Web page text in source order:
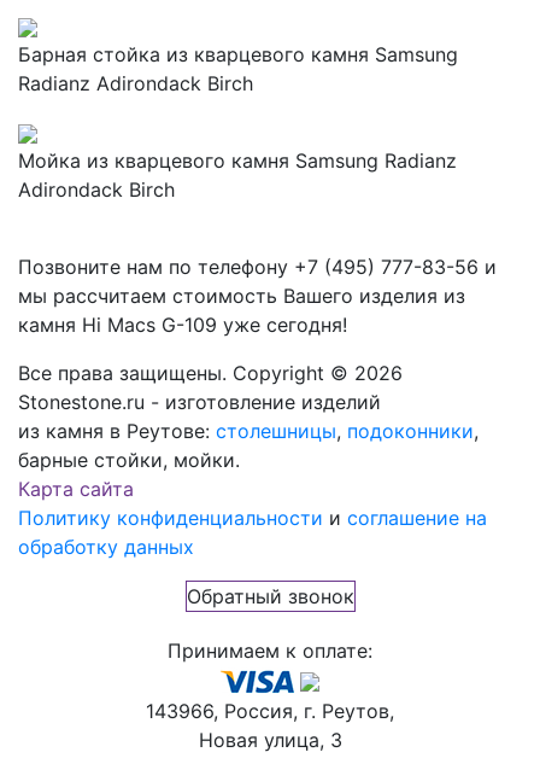
Барная стойка из кварцевого камня Samsung
Radianz Adirondack Birch
Мойка из кварцевого камня Samsung Radianz
Adirondack Birch
Позвоните нам по телефону +7 (495) 777-83-56 и
мы рассчитаем стоимость Вашего изделия из
камня Hi Macs G-109 уже сегодня!
Все права защищены. Copyright © 2026
Stonestone.ru - изготовление изделий
из камня в Реутове: столешницы, подоконники,
барные стойки, мойки.
Карта сайта
Политику конфиденциальности и соглашение на
обработку данных
Обратный звонок
Принимаем к оплате:
143966, Россия, г. Реутов,
Новая улица, 3